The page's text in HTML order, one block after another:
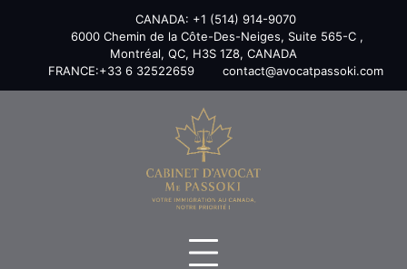
CANADA: +1 (514) 914-9070
6000 Chemin de la Côte-Des-Neiges, Suite 565-C ,
Montréal, QC, H3S 1Z8, CANADA
FRANCE:+33 6 32522659
contact@avocatpassoki.com